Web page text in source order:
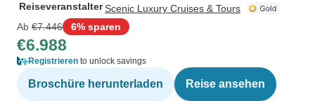
ReiseveranstalterScenic Luxury Cruises & Tours
Ab €7.446 6% sparen
€6.988
Registrieren to unlock savings
Broschüre herunterladen Reise ansehen